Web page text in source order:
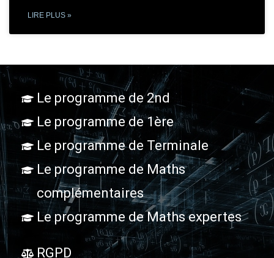
LIRE PLUS »
Le programme de 2nd
Le programme de 1ère
Le programme de Terminale
Le programme de Maths
complémentaires
Le programme de Maths expertes
RGPD